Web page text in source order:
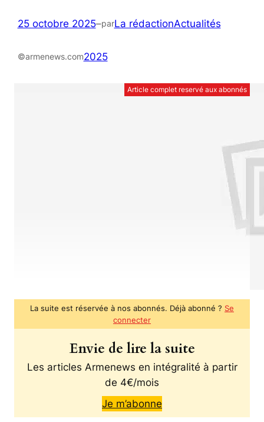
25 octobre 2025–parLa rédactionActualités
©armenews.com2025
Article complet reservé aux abonnés
La suite est réservée à nos abonnés. Déjà abonné ? Se
connecter
Envie de lire la suite
Les articles Armenews en intégralité à partir
de 4€/mois
Je m’abonne